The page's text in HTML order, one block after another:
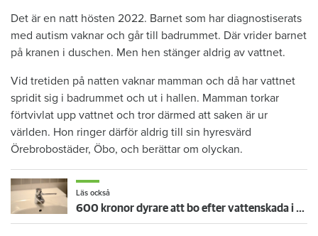
Det är en natt hösten 2022. Barnet som har diagnostiserats
med autism vaknar och går till badrummet. Där vrider barnet
på kranen i duschen. Men hen stänger aldrig av vattnet.
Vid tretiden på natten vaknar mamman och då har vattnet
spridit sig i badrummet och ut i hallen. Mamman torkar
förtvivlat upp vattnet och tror därmed att saken är ur
världen. Hon ringer därför aldrig till sin hyresvärd
Örebrobostäder, Öbo, och berättar om olyckan.
Läs också
600 kronor dyrare att bo efter vattenskada i Varberg